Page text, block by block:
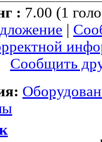
: 7.00 (1
Сообщить